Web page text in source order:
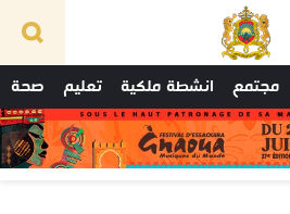
مجتمع انشطة ملكية تعليم صحة